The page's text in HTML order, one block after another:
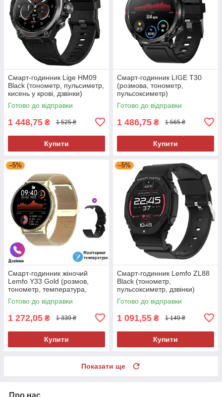
Смарт-годинник Lige HM09
Black (тонометр, пульсиметр,
кисень у крові, дзвінки)
Готово до відправки
1 448,75 ₴ 1 525 ₴
Купити
Смарт-годинник LIGE T30
(розмова, тонометр,
пульсоксиметр)
Готово до відправки
1 486,75 ₴ 1 565 ₴
Купити
–5%
Смарт-годинник жіночий
Lemfo Y33 Gold (розмов,
тонометр, температура,
пульсоксиметр) 2 ремінці
Готово до відправки
1 272,05 ₴ 1 339 ₴
Купити
–5%
Смарт-годинник Lemfo ZL88
Black (тонометр,
пульсоксиметр, дзвінки)
Готово до відправки
1 091,55 ₴ 1 149 ₴
Купити
Показати ще
Про нас